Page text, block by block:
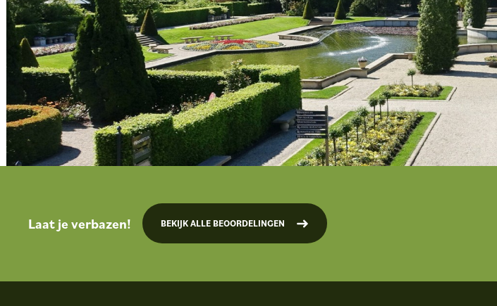
Laat je verbazen! BEKIJK ALLE BEOORDELINGEN